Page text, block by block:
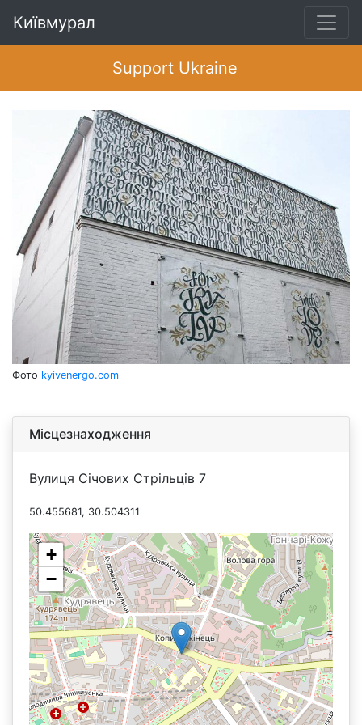
Київмурал
Support Ukraine
Фото kyivenergo.com
Місцезнаходження
Вулиця Січових Стрільців 7
50.455681, 30.504311
+
−